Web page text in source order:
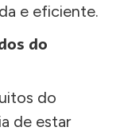
e eficiente.
do
do
de estar